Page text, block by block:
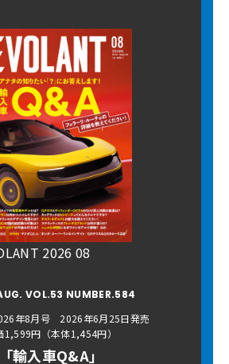
2026 08
VOL.53 NUMBER.584
年8月号 2026年6月25日発売
1,599円（本体1,454円）
「輸入車Q&A」